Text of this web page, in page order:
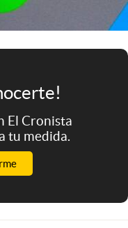
El Cronista
tu medida.